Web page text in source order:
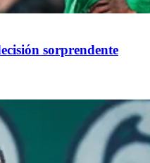
sorprendente